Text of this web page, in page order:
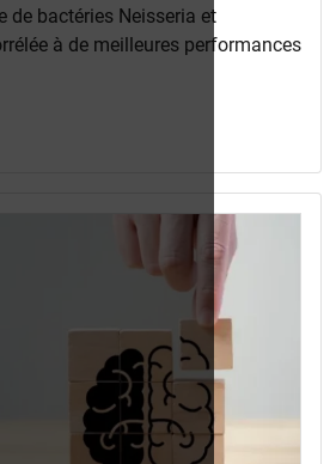
de bactéries Neisseria et
à de meilleures performances